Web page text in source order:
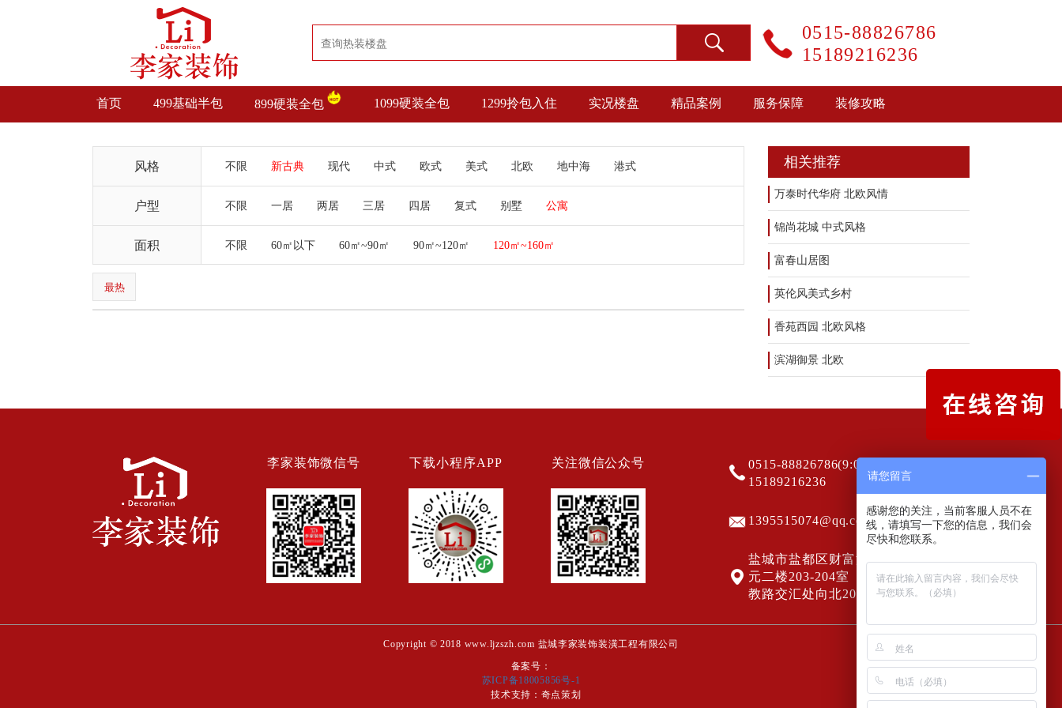
0515-88826786
15189216236
首页 499基础半包 899硬装全包 1099硬装全包 1299拎包入住 实况楼盘 精品案例 服务保障 装修攻略
风格 不限 新古典 现代 中式 欧式 美式 北欧 地中海 港式
户型 不限 一居 两居 三居 四居 复式 别墅 公寓
面积 不限 60㎡以下 60㎡~90㎡ 90㎡~120㎡ 120㎡~160㎡
最热
相关推荐
万泰时代华府 北欧风情
锦尚花城 中式风格
富春山居图
英伦风美式乡村
香苑西园 北欧风格
滨湖御景 北欧
李家装饰微信号 下载小程序APP 关注微信公众号
0515-88826786(9:00-20:00)
15189216236
1395515074@qq.com
盐城市盐都区财富港5号楼一单
元二楼203-204室（海洋路与科
教路交汇处向北200米路东）
Copyright © 2018 www.ljzszh.com 盐城李家装饰装潢工程有限公司
备案号：
苏ICP备18005856号-1
技术支持： 奇点策划
请您留言
感谢您的关注，当前客服人员不在
线，请填写一下您的信息，我们会
尽快和您联系。